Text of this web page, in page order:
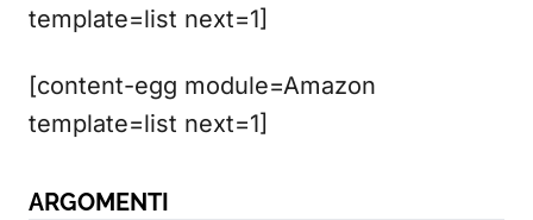
template=list next=1]
[content-egg module=Amazon
template=list next=1]
ARGOMENTI